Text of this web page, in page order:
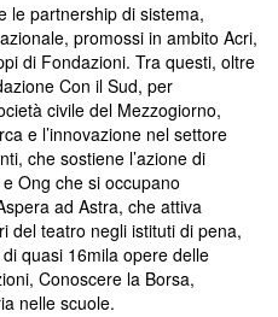
le partnership di sistema,
promossi in ambito Acri,
di Fondazioni. Tra questi, oltre
Con il Sud, per
civile del Mezzogiorno,
e l’innovazione nel settore
che sostiene l’azione di
Ong che si occupano
ad Astra, che attiva
del teatro negli istituti di pena,
quasi 16mila opere delle
Conoscere la Borsa,
nelle scuole.